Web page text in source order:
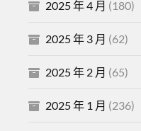
2025 年 4 月 (180)
2025 年 3 月 (62)
2025 年 2 月 (65)
2025 年 1 月 (236)